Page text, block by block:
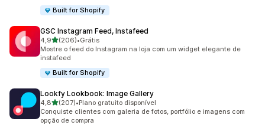
Built for Shopify
GSC Instagram Feed, Instafeed
4,9de 5 estrelas
(206)
206 avaliações ao todo
•Grátis
Mostre o feed do Instagram na loja com um widget elegante de
instafeed
Built for Shopify
Lookfy Lookbook: Image Gallery
4,8de 5 estrelas
(207)
207 avaliações ao todo
•Plano gratuito disponível
Conquiste clientes com galeria de fotos, portfólio e imagens com
opção de compra